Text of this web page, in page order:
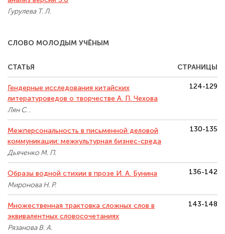
Гурулева Т. Л.
СЛОВО МОЛОДЫМ УЧЁНЫМ
СТАТЬЯ СТРАНИЦЫ
Гендерные исследования китайских
литературоведов о творчестве А. П. Чехова
Лян С. .
124-129
Межперсональность в письменной деловой
коммуникации: межкультурная бизнес-среда
Дьяченко М. П.
130-135
Образы водной стихии в прозе И. А. Бунина
Миронова Н. Р.
136-142
Множественная трактовка сложных слов в
эквивалентных словосочетаниях
Рязанова В. А.
143-148